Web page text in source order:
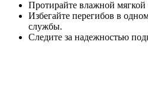
Протирайте влажной
Избегайте перегибов в
службы.
Следите за надежностью